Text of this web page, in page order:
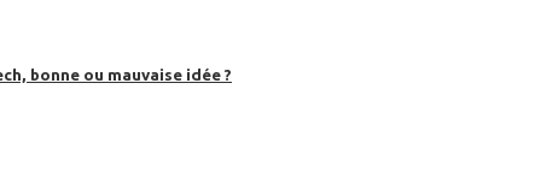
bonne ou mauvaise idée ?